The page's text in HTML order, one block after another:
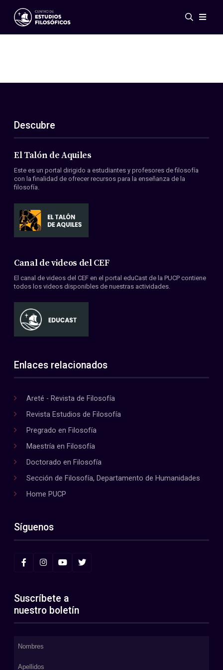
Eventos
ES
EN
Acerca de nosotros
Miembros
Convenios
Descubre
El Talón de Aquiles
Este es un portal dirigido a estudiantes y profesores de filosofía
con la finalidad de ofrecer recursos para la enseñanza de la
filosofía.
Canal de videos del CEF
El canal de videos del CEF en el portal eduCast de la PUCP contiene
todos los videos disponibles de nuestras actividades.
Enlaces relacionados
Areté - Revista de Filosofía
Revista Estudios de Filosofía
Pregrado en Filosofía
Maestría en Filosofía
Doctorado en Filosofía
Sección de Filosofía, Departamento de Humanidades
Home PUCP
Síguenos
Suscríbete a
nuestro boletín